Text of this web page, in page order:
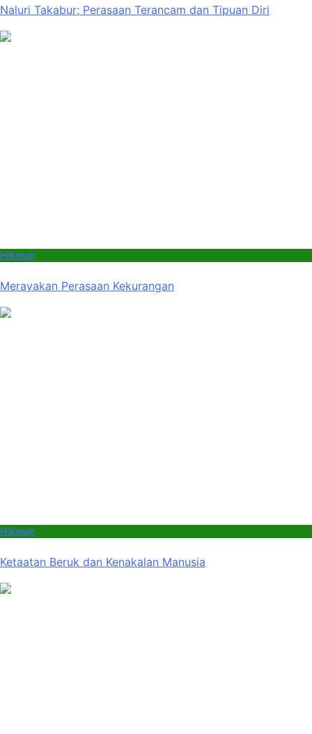
Naluri Takabur; Perasaan Terancam dan Tipuan Diri
Hikmah
Merayakan Perasaan Kekurangan
Hikmah
Ketaatan Beruk dan Kenakalan Manusia